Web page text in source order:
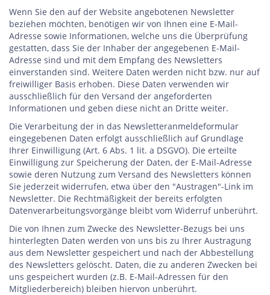
Wenn Sie den auf der Website angebotenen Newsletter
beziehen möchten, benötigen wir von Ihnen eine E-Mail-
Adresse sowie Informationen, welche uns die Überprüfung
gestatten, dass Sie der Inhaber der angegebenen E-Mail-
Adresse sind und mit dem Empfang des Newsletters
einverstanden sind. Weitere Daten werden nicht bzw. nur auf
freiwilliger Basis erhoben. Diese Daten verwenden wir
ausschließlich für den Versand der angeforderten
Informationen und geben diese nicht an Dritte weiter.
Die Verarbeitung der in das Newsletteranmeldeformular
eingegebenen Daten erfolgt ausschließlich auf Grundlage
Ihrer Einwilligung (Art. 6 Abs. 1 lit. a DSGVO). Die erteilte
Einwilligung zur Speicherung der Daten, der E-Mail-Adresse
sowie deren Nutzung zum Versand des Newsletters können
Sie jederzeit widerrufen, etwa über den "Austragen"-Link im
Newsletter. Die Rechtmäßigkeit der bereits erfolgten
Datenverarbeitungsvorgänge bleibt vom Widerruf unberührt.
Die von Ihnen zum Zwecke des Newsletter-Bezugs bei uns
hinterlegten Daten werden von uns bis zu Ihrer Austragung
aus dem Newsletter gespeichert und nach der Abbestellung
des Newsletters gelöscht. Daten, die zu anderen Zwecken bei
uns gespeichert wurden (z.B. E-Mail-Adressen für den
Mitgliederbereich) bleiben hiervon unberührt.